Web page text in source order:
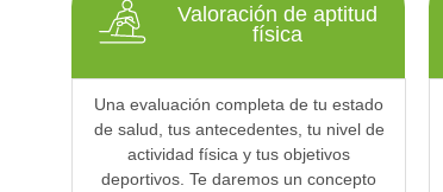
Valoración de aptitud
física
Una evaluación completa de tu estado
de salud, tus antecedentes, tu nivel de
actividad física y tus objetivos
deportivos. Te daremos un concepto